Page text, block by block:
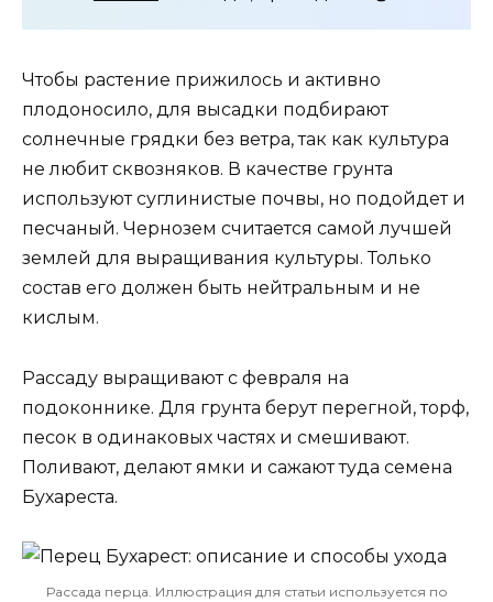
Чтобы растение прижилось и активно
плодоносило, для высадки подбирают
солнечные грядки без ветра, так как культура
не любит сквозняков. В качестве грунта
используют суглинистые почвы, но подойдет и
песчаный. Чернозем считается самой лучшей
землей для выращивания культуры. Только
состав его должен быть нейтральным и не
кислым.
Рассаду выращивают с февраля на
подоконнике. Для грунта берут перегной, торф,
песок в одинаковых частях и смешивают.
Поливают, делают ямки и сажают туда семена
Бухареста.
Рассада перца. Иллюстрация для статьи используется по